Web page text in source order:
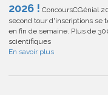
2026 ! ConcoursCGénial
second tour d'inscriptions se
en fin de semaine. Plus de
scientifiques
En savoir plus